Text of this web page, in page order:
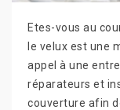
Etes-vous au
le velux est une
appel à une
réparateurs et
couverture afin